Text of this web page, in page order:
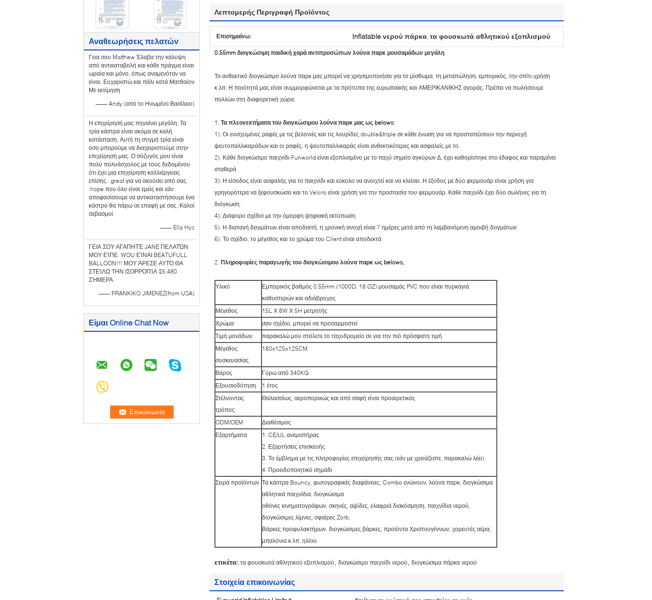
Αναθεωρήσεις πελατών
Γεια σου Matthew Έλαβα την κάλυψη
από αντικαταβολή και κάθε πράγμα είναι
ωραία και μόνο, όπως αναμενόταν να
είναι. Ευχαριστώ και πάλι κατά Ματθαίον
Με εκτίμηση
—— Andy (από το Ηνωμένο Βασίλειο)
Η επιχείρησή μας πηγαίνει μεγάλη. Τα
τρία κάστρα είναι ακόμα σε καλή
κατάσταση. Αυτή τη στιγμή τρία είναι
όσο μπορούμε να διαχειριστούμε στην
επιχείρησή μας. Ο σύζυγός μου είναι
πολύ πολυάσχολος με τους δεδομένου
ότι έχει μια επιχείρηση καλλιέργειας
επίσης. .great για να ακούσει από σας.
.hope που όλο είναι εμείς και εάν
αποφασίσουμε να αντικαταστήσουμε ένα
κάστρο θα πάρω σε επαφή με σας. Καλοί
σεβασμοί
—— Ella Hys
ΓΕΙΑ ΣΟΥ ΑΓΑΠΗΤΈ JANE ΠΕΛΑΤΏΝ
ΜΟΥ ΕΊΠΕ: WOU ΕΊΝΑΙ BEATUFULL
BALLOON!!! ΜΟΥ ΆΡΕΣΕ ΑΥΤΌ.ΘΑ
ΣΤΕΊΛΩ ΤΗΝ ΙΣΟΡΡΟΠΊΑ $5,480
ΣΉΜΕΡΑ.
—— FRANKIKO JIMENEZ(from USA)
Είμαι Online Chat Now
Λεπτομερής Περιγραφή Προϊόντος
Επισημαίνω: Inflatable νερού πάρκα, τα φουσκωτά αθλητικού εξοπλισμού
0.55mm διογκώσιμη παιδική χαρά αντιπροσώπων λούνα παρκ μουσαμάδων μεγάλη
Το ανθεκτικό διογκώσιμο λούνα παρκ μας μπορεί να χρησιμοποιήσει για το μίσθωμα, τη μεταπώληση, εμπορικός, την σπίτι-χρήση
κ.λπ. Η ποιότητά μας είναι συμμορφώνεται με τα πρότυπα της ευρωπαϊκής και ΑΜΕΡΙΚΑΝΙΚΗΣ αγοράς. Πρέπει να πωλήσουμε
πολλών στη διαφορετική χώρα.
1. Τα πλεονεκτήματα του διογκώσιμου λούνα παρκ μας ως belows:
1). Οι ενισχυμένες ραφές με τις βελονιές και τις λουρίδες double&triple σε κάθε ένωση για να προστατεύσουν την περιοχή
ψευτοπαλλικαράδων και οι ραφές, η ψευτοπαλλικαράς είναι ανθεκτικότερες και ασφαλείς με το.
2). Κάθε διογκώσιμο παιχνίδι Funworld είναι εξοπλισμένο με το παχύ σημείο αγκύρων Δ, έχει καθορίστηκε στο έδαφος και παραμένει
σταθερά.
3). Η είσοδος είναι ασφαλής για το παιχνίδι και εύκολο να ανοιχτεί και να κλείσει. Η έξοδος με δύο φερμουάρ είναι χρήση για
γρηγορότερα να ξεφουσκώσει και το Velcro είναι χρήση για την προστασία του φερμουάρ. Κάθε παιχνίδι έχει δύο σωλήνες για τη
διόγκωση.
4). Διάφορο σχέδιο με την όμορφη ψηφιακή εκτύπωση
5). Η διαταγή δειγμάτων είναι αποδεκτή, η χρονική ανοχή είναι 7 ημέρες μετά από τη λαμβανόμενη αμοιβή δειγμάτων
6). Το σχέδιο, το μέγεθος και το χρώμα του Cilent είναι αποδεκτά.
2. Πληροφορίες παραγωγής του διογκώσιμου λούνα παρκ ως belows,
Υλικό
Εμπορικός βαθμός 0.55mm (1000D, 18 OZ) μουσαμάς PVC που είναι πυρκαγιά
καθυστερών και αδιάβροχος
Μέγεθος
15L Χ 8W Χ 5H μετρητής
Χρώμα
σαν σχέδιο, μπορεί να προσαρμοστεί
Τιμή μονάδων
παρακαλώ μου στείλετε το ταχυδρομείο σε για την πιό πρόσφατη τιμή
Μέγεθος
συσκευασίας
180x125x125CM
Βάρος
Γύρω από 340KG
Εξουσιοδότηση
1 έτος
Στέλνοντας
τρόπος
Θαλασσίως, αεροπορικώς και από σαφή είναι προαιρετικός
ODM/OEM
Διαθέσιμος
Εξαρτήματα
1. CE/UL ανεμιστήρας
2. Εξαρτήσεις επισκευής
3. Το έμβλημα με τις πληροφορίες επιχείρησής σας (εάν με χρειάζεστε, παρακαλώ λέει)
4. Προειδοποιητικό σημάδι
Σειρά προϊόντων Τα κάστρα Bouncy, φωτογραφικές διαφάνειες, Combo ενώνουν, λούνα παρκ, διογκώσιμα
αθλητικά παιχνίδια, διογκώσιμα
οθόνες κινηματογράφων, σκηνές, αψίδες, ελαφριά διακόσμηση, παιχνίδια νερού,
διογκώσιμες λίμνες, σφαίρες Zorb,
Βάρκες προφυλακτήρων, διογκώσιμες βάρκες, προϊόντα Χριστουγέννων, χορευτές αέρα,
μπαλόνια κ.λπ. ηλίου.
ετικέτα: τα φουσκωτά αθλητικού εξοπλισμού διογκώσιμο παιχνίδι νερού διογκώσιμα πάρκα νερού
Στοιχεία επικοινωνίας